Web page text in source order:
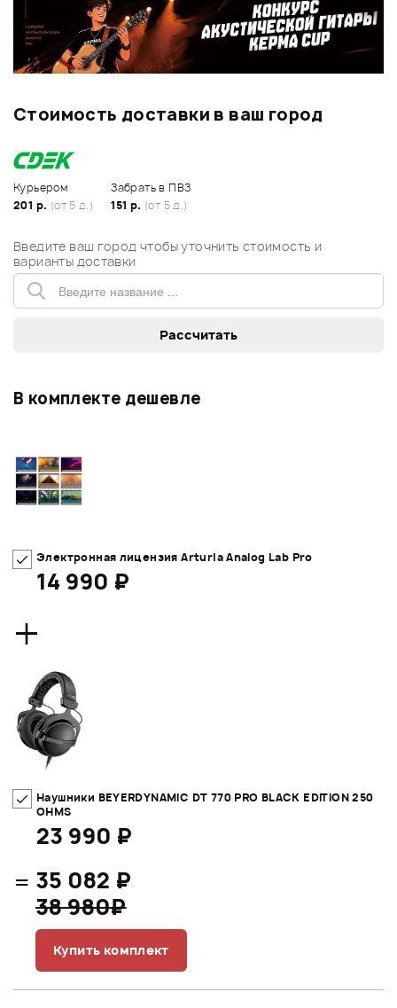
Стоимость доставки в ваш город
Курьером
201 р. (от 5 д.)
Забрать в ПВЗ
151 р. (от 5 д.)
Введите ваш город чтобы уточнить стоимость и
варианты доставки
В комплекте дешевле
Электронная лицензия Arturia Analog Lab Pro
14 990 ₽
+
Наушники BEYERDYNAMIC DT 770 PRO BLACK EDITION 250
OHMS
23 990 ₽
= 35 082 ₽
38 980₽
Купить комплект